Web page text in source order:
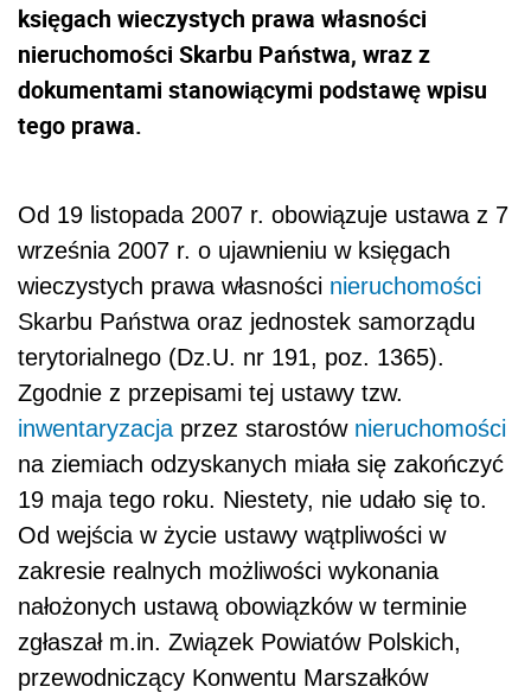
księgach wieczystych prawa własności
nieruchomości Skarbu Państwa, wraz z
dokumentami stanowiącymi podstawę wpisu
tego prawa.
Od 19 listopada 2007 r. obowiązuje ustawa z 7
września 2007 r. o ujawnieniu w księgach
wieczystych prawa własności nieruchomości
Skarbu Państwa oraz jednostek samorządu
terytorialnego (Dz.U. nr 191, poz. 1365).
Zgodnie z przepisami tej ustawy tzw.
inwentaryzacja przez starostów nieruchomości
na ziemiach odzyskanych miała się zakończyć
19 maja tego roku. Niestety, nie udało się to.
Od wejścia w życie ustawy wątpliwości w
zakresie realnych możliwości wykonania
nałożonych ustawą obowiązków w terminie
zgłaszał m.in. Związek Powiatów Polskich,
przewodniczący Konwentu Marszałków